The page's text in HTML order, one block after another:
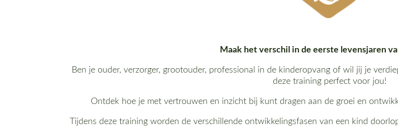
Maak het verschil in de eerste levensjaren
Ben je ouder, verzorger, grootouder, professional in de kinderopvang of wil jij je
deze training perfect voor jou!
Ontdek hoe je met vertrouwen en inzicht bij kunt dragen aan de groei en
Tijdens deze training worden de verschillende ontwikkelingsfasen van een kind